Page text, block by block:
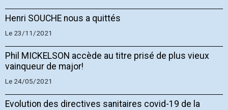
Henri SOUCHE nous a quittés
Le 23/11/2021
Phil MICKELSON accède au titre prisé de plus vieux
vainqueur de major!
Le 24/05/2021
Evolution des directives sanitaires covid-19 de la